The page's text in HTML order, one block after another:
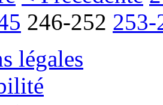
246-252 253-
légales